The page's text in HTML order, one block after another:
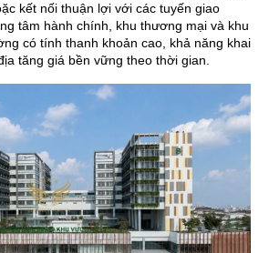
kết nối thuận lợi với các tuyến giao
tâm hành chính, khu thương mại và khu
có tính thanh khoản cao, khả năng khai
tăng giá bền vững theo thời gian.